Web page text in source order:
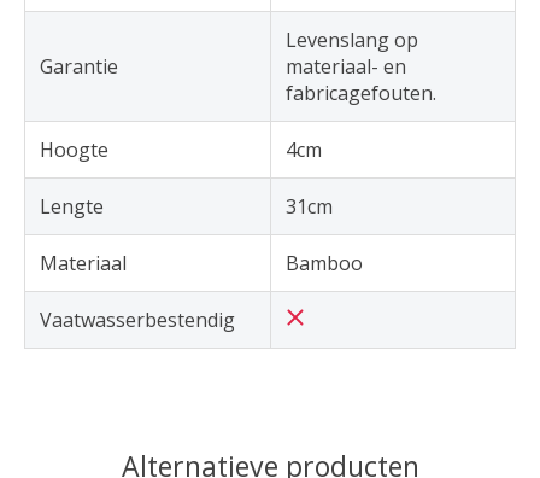
Garantie
Levenslang op
materiaal- en
fabricagefouten.
Hoogte 4cm
Lengte 31cm
Materiaal Bamboo
Vaatwasserbestendig
Alternatieve producten